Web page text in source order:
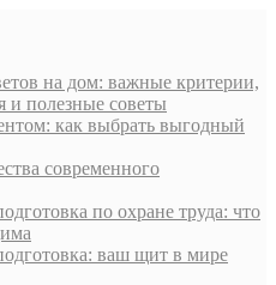
на дом: важные критерии,
и полезные советы
как выбрать выгодный
современного
по охране труда: что
ваш щит в мире